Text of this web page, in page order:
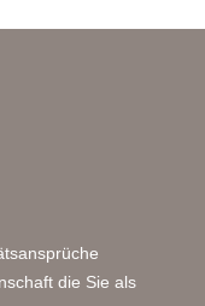
die Sie als